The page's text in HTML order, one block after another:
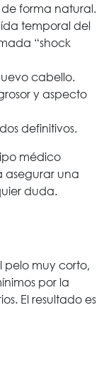
forma natural.
temporal del
“shock
cabello.
y aspecto
definitivos.
médico
asegurar una
duda.
pelo muy corto,
por la
El resultado es